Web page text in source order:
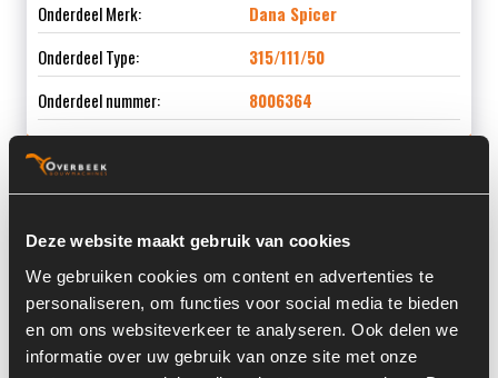
Deze website maakt gebruik van cookies
We gebruiken cookies om content en advertenties te
personaliseren, om functies voor social media te bieden
en om ons websiteverkeer te analyseren. Ook delen we
informatie over uw gebruik van onze site met onze
Onderdeel Merk:
Dana Spicer
Onderdeel Type:
315/111/50
Onderdeel nummer:
8006364
Locatie:
Serienummer:
S-HUN-117707
Past op de volgende machines:
Atlas 65